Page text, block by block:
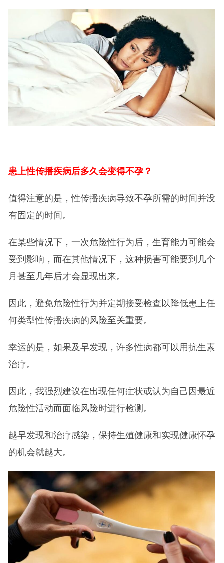
患上性传播疾病后多久会变得不孕？
值得注意的是，性传播疾病导致不孕所需的时间并没
有固定的时间。
在某些情况下，一次危险性行为后，生育能力可能会
受到影响，而在其他情况下，这种损害可能要到几个
月甚至几年后才会显现出来。
因此，避免危险性行为并定期接受检查以降低患上任
何类型性传播疾病的风险至关重要。
幸运的是，如果及早发现，许多性病都可以用抗生素
治疗。
因此，我强烈建议在出现任何症状或认为自己因最近
危险性活动而面临风险时进行检测。
越早发现和治疗感染，保持生殖健康和实现健康怀孕
的机会就越大。